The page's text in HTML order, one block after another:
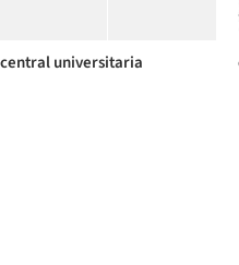
central universitaria